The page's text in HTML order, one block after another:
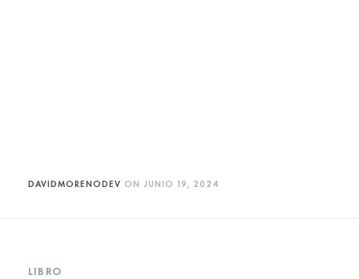
DAVIDMORENODEV ON JUNIO 19, 2024
LIBRO